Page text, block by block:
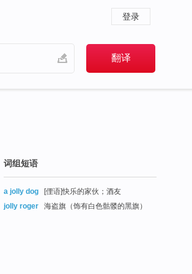
登录
词组短语
a jolly dog
[俚语]快乐的家伙；酒友
jolly roger
海盗旗（饰有白色骷髅的黑旗）